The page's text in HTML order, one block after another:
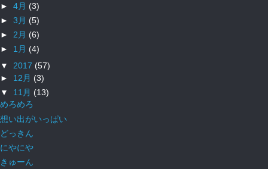
► 4月 (3)
► 3月 (5)
► 2月 (6)
► 1月 (4)
▼ 2017 (57)
► 12月 (3)
▼ 11月 (13)
めろめろ
想い出がいっぱい
どっきん
にやにや
きゅーん